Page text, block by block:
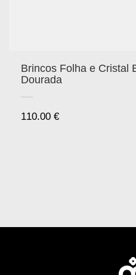
Brincos Folha e Cristal
Dourada
110.00 €